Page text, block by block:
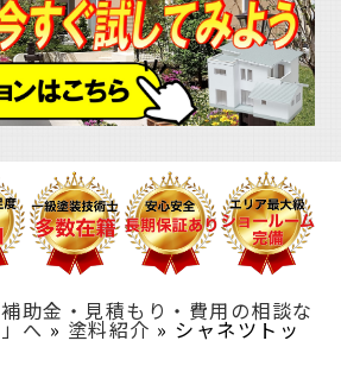
助金・見積もり・費用の相談な
へ» 塗料紹介 » シャネツトッ